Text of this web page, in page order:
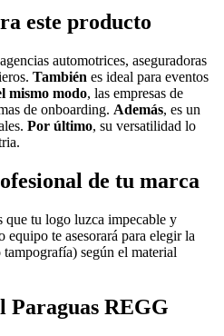
este producto
automotrices, aseguradoras
También es ideal para eventos
mismo modo, las empresas de
de onboarding. Además, es un
Por último, su versatilidad lo
de tu marca
que tu logo luzca impecable y
equipo te asesorará para elegir la
según el material
Paraguas REGG